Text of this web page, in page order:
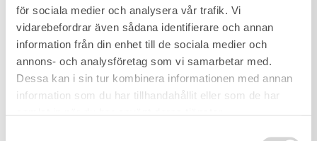
för sociala medier och analysera vår trafik. Vi
vidarebefordrar även sådana identifierare och annan
information från din enhet till de sociala medier och
annons- och analysföretag som vi samarbetar med.
Dessa kan i sin tur kombinera informationen med annan
information som du har tillhandahållit eller som de har